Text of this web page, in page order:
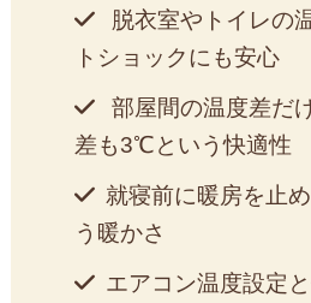
脱衣室やトイレの
トショックにも安心
部屋間の温度差だ
差も3℃という快適性
就寝前に暖房を止
う暖かさ
エアコン温度設定